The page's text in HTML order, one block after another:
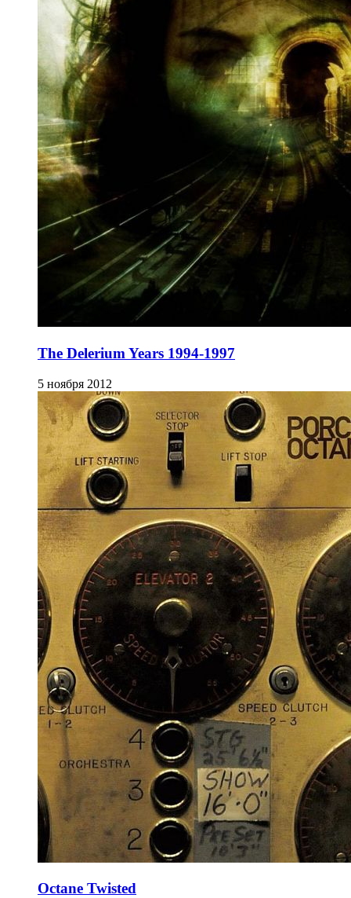
The Delerium Years 1994-1997
5 ноября 2012
Octane Twisted